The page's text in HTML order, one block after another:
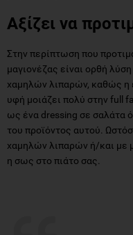
Αξίζει να
Στην περίπτωση που
μαγιονέζας είναι ορθή
χαμηλών λιπαρών, καθώς η
υφή μοιάζει πολύ στην full
ως ένα dressing σε σαλάτα
του προϊόντος αυτού.
χαμηλών λιπαρών ή/και με
η σως στο πιάτο σας.